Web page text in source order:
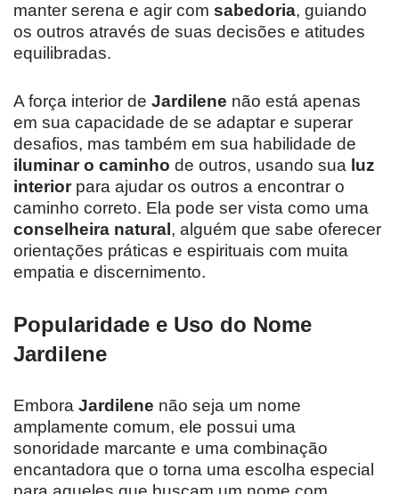
manter serena e agir com sabedoria, guiando
os outros através de suas decisões e atitudes
equilibradas.
A força interior de Jardilene não está apenas
em sua capacidade de se adaptar e superar
desafios, mas também em sua habilidade de
iluminar o caminho de outros, usando sua luz
interiorpara ajudar os outros a encontrar o
caminho correto. Ela pode ser vista como uma
conselheira natural , alguém que sabe oferecer
orientações práticas e espirituais com muita
empatia e discernimento.
Popularidade e Uso do Nome
Jardilene
Embora Jardilene não seja um nome
amplamente comum, ele possui uma
sonoridade marcante e uma combinação
encantadora que o torna uma escolha especial